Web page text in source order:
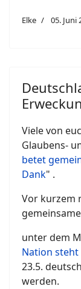
Elke 05. Juni
Viele von
Glaubens-
betet
Dank" .
Vor kurzem
unter dem
Nation
23.5.
werden.